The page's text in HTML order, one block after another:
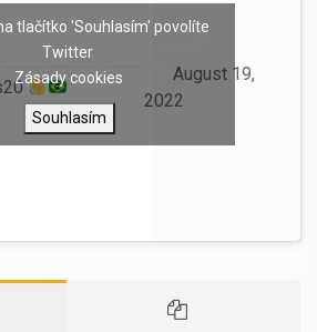
(@GironaFC)August 19,
2022
tlačítko 'Souhlasím' povolíte
Twitter
Zásady cookies
Souhlasím